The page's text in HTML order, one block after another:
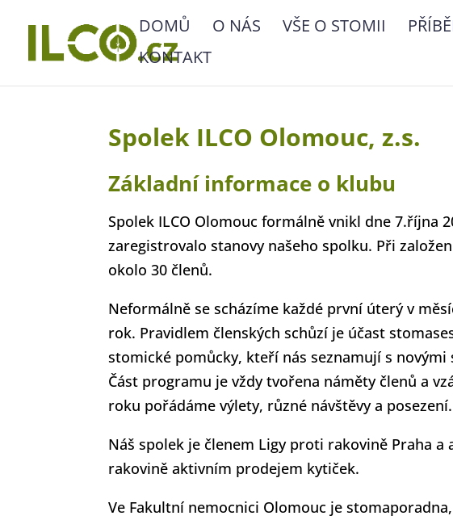
DOMŮ O NÁS VŠE O STOMII
KONTAKT
Spolek ILCO Olomouc, z.s.
Základní informace o klubu
Spolek ILCO Olomouc formálně vnikl dne 7.října
zaregistrovalo stanovy našeho spolku. Při
okolo 30 členů.
Neformálně se scházíme každé první úterý v
rok. Pravidlem členských schůzí je účast
stomické pomůcky, kteří nás seznamují s
Část programu je vždy tvořena náměty členů a
roku pořádáme výlety, různé návštěvy a
Náš spolek je členem Ligy proti rakovině Praha
rakovině aktivním prodejem kytiček.
Ve Fakultní nemocnici Olomouc je